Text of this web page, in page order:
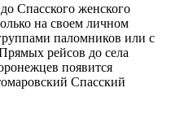
Спасского женского
на своем личном
паломников или с
рейсов до села
появится
Спасский